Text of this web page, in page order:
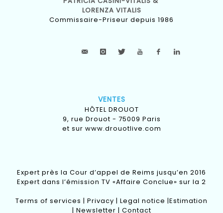
LORENZA VITALIS
Commissaire-Priseur depuis 1986
VENTES
HÔTEL DROUOT
9, rue Drouot - 75009 Paris
et sur www.drouotlive.com
Expert près la Cour d’appel de Reims jusqu’en 2016
Expert dans l’émission TV «Affaire Conclue» sur la 2
Terms of services | Privacy | Legal notice |Estimation
| Newsletter | Contact